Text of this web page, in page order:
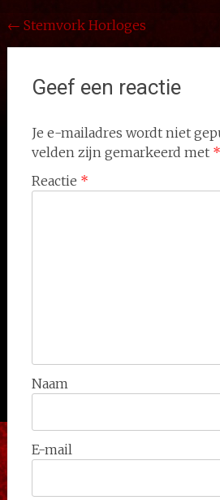
Bericht
navigatie
← Stemvork Horloges
Geef een reactie
Je e-mailadres wordt niet
velden zijn gemarkeerd met *
Reactie *
Naam
E-mail